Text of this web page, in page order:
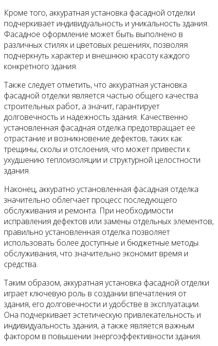
Кроме того, аккуратная установка фасадной отделки
подчеркивает индивидуальность и уникальность здания.
Фасадное оформление может быть выполнено в
различных стилях и цветовых решениях, позволяя
подчеркнуть характер и внешнюю красоту каждого
конкретного здания.
Также следует отметить, что аккуратная установка
фасадной отделки является частью общего качества
строительных работ, а значит, гарантирует
долговечность и надежность здания. Качественно
установленная фасадная отделка предотвращает ее
отрастание и возникновение дефектов, таких как
трещины, сколы и отслоения, что может привести к
ухудшению теплоизоляции и структурной целостности
здания.
Наконец, аккуратно установленная фасадная отделка
значительно облегчает процесс последующего
обслуживания и ремонта. При необходимости
исправления дефектов или замены отдельных элементов,
правильно установленная отделка позволяет
использовать более доступные и бюджетные методы
обслуживания, что значительно экономит время и
средства.
Таким образом, аккуратная установка фасадной отделки
играет ключевую роль в создании впечатления от
здания, его долговечности и удобстве в эксплуатации.
Она подчеркивает эстетическую привлекательность и
индивидуальность здания, а также является важным
фактором в повышении энергоэффективности здания.